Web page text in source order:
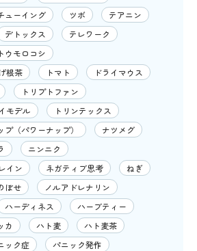
ューイング ツボ
テアニン
デトックス
テレワーク
トウモロコシ
根茶
トマト
ドライマウス
トリプトファン
モデル
トリンテックス
プ（パワーナップ）
ナツメグ
ニンニク
イン
ネガティブ思考
ねぎ
ぼせ
ノルアドレナリン
ハーディネス
ハーブティー
カ ハト麦
ハト麦茶
ック症
パニック発作